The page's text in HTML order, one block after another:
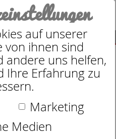
SUCHE
auf unserer
von ihnen sind
andere uns helfen,
Ihre Erfahrung zu
Marketing
Medien